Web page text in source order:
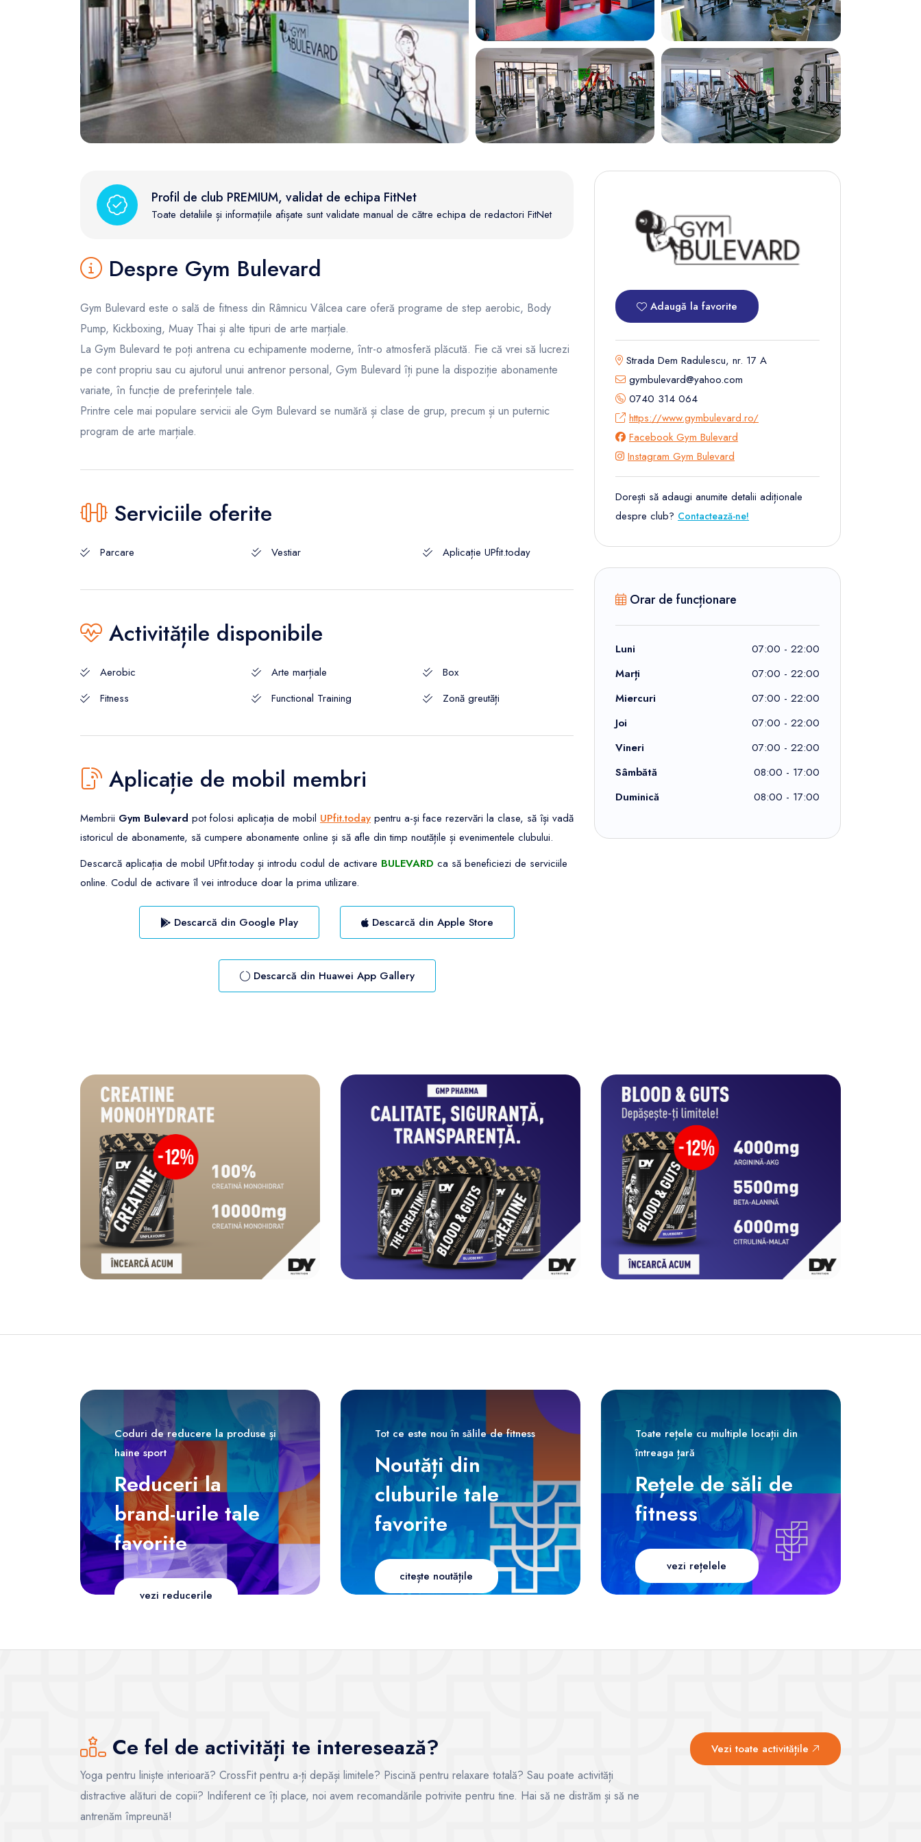
FunOne
Profil de club PREMIUM, validat de echipa FitNet
Toate detaliile și informațiile afișate sunt validate manual de către echipa de redactori FitNet
Despre Gym Bulevard
Gym Bulevard este o sală de fitness din Râmnicu Vâlcea care oferă programe de step aerobic, Body
Pump, Kickboxing, Muay Thai și alte tipuri de arte marțiale.
La Gym Bulevard te poți antrena cu echipamente moderne, într-o atmosferă plăcută. Fie că vrei să lucrezi
pe cont propriu sau cu ajutorul unui antrenor personal, Gym Bulevard îți pune la dispoziție abonamente
variate, în funcție de preferințele tale.
Printre cele mai populare servicii ale Gym Bulevard se numără și clase de grup, precum și un puternic
program de arte marțiale.
Serviciile oferite
Parcare Vestiar Aplicație UPfit.today
Activitățile disponibile
Aerobic Arte marțiale
Box
Fitness
Functional Training Zonă greutăți
Aplicație de mobil membri
Membrii Gym Bulevard pot folosi aplicația de mobil UPfit.today pentru a-și face rezervări la clase, să își vadă
istoricul de abonamente, să cumpere abonamente online și să afle din timp noutățile și evenimentele clubului.
Descarcă aplicația de mobil UPfit.today și introdu codul de activare BULEVARD ca să beneficiezi de serviciile
online. Codul de activare îl vei introduce doar la prima utilizare.
Descarcă din Google Play Descarcă din Apple Store
Descarcă din Huawei App Gallery
Adaugă la favorite
Strada Dem Radulescu, nr. 17 A
gymbulevard@yahoo.com
0740 314 064
https://www.gymbulevard.ro/
Facebook Gym Bulevard
Instagram Gym Bulevard
Dorești să adaugi anumite detalii adiționale
despre club? Contactează-ne!
Orar de funcționare
Luni
07:00 - 22:00
Marți
07:00 - 22:00
Miercuri
07:00 - 22:00
Joi
07:00 - 22:00
Vineri
07:00 - 22:00
Sâmbătă
08:00 - 17:00
Duminică
08:00 - 17:00
Coduri de reducere la produse și
haine sport
Reduceri la
brand-urile tale
favorite
vezi reducerile
Tot ce este nou în sălile de fitness
Noutăți din
cluburile tale
favorite
citește noutățile
Toate rețele cu multiple locații din
întreaga țară
Rețele de săli de
fitness
vezi rețelele
Ce fel de activități te interesează?
Yoga pentru liniște interioară? CrossFit pentru a-ți depăși limitele? Piscină pentru relaxare totală? Sau poate activități
distractive alături de copii? Indiferent ce îți place, noi avem recomandările potrivite pentru tine. Hai să ne distrăm și să ne
antrenăm împreună!
Vezi toate activitățile